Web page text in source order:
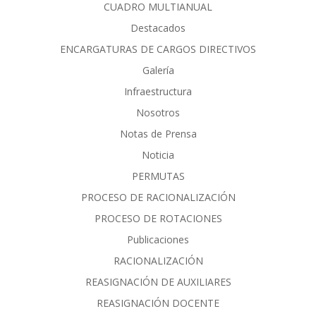
CUADRO MULTIANUAL
Destacados
ENCARGATURAS DE CARGOS DIRECTIVOS
Galería
Infraestructura
Nosotros
Notas de Prensa
Noticia
PERMUTAS
PROCESO DE RACIONALIZACIÓN
PROCESO DE ROTACIONES
Publicaciones
RACIONALIZACIÓN
REASIGNACIÓN DE AUXILIARES
REASIGNACIÓN DOCENTE